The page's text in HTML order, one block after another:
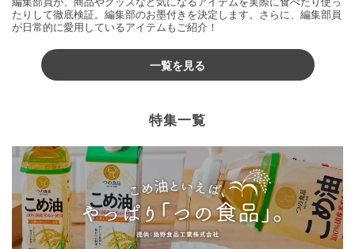
たりして徹底検証。編集部のお墨付きを決定します。さらに、編集部員
が日常的に愛用しているアイテムもご紹介！
一覧を見る
特集一覧